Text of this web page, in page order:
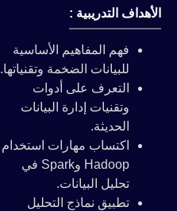
الأهداف التدريبية :
فهم المفاهيم الأساسية
للبيانات الضخمة وتقنياتها.
التعرف على أدوات
وتقنيات إدارة البيانات
الحديثة.
اكتساب مهارات استخدام
Hadoop وSpark في
تحليل البيانات.
تطبيق نماذج التحليل